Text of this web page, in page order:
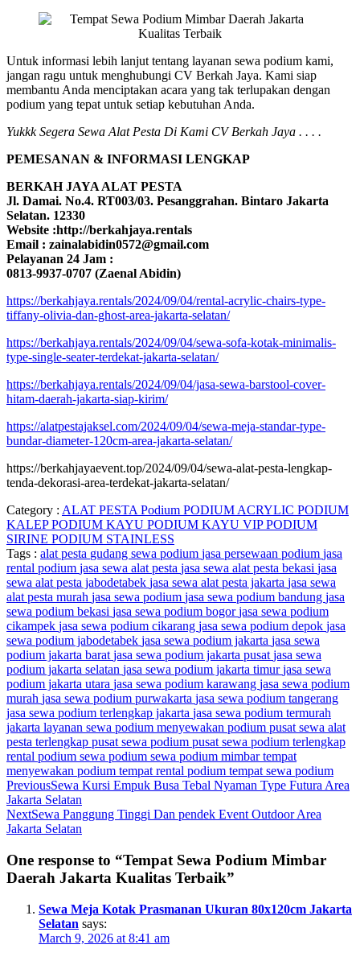
Untuk informasi lebih lanjut tentang layanan sewa podium kami,
jangan ragu untuk menghubungi CV Berkah Jaya. Kami siap
membantu Anda menciptakan acara yang tak terlupakan dengan
podium yang tepat untuk setiap kebutuhan Anda.
Yukkk Segera Sewa Alat Pesta Di Kami CV Berkah Jaya . . . .
PEMESANAN & INFORMASI LENGKAP
BERKAH JAYA ALAT PESTA
Jl. Damai. No.4. RT003/03. Pesanggrahan. Bintaro Jakarta
Selatan. 12330
Website :http://berkahjaya.rentals
Email : zainalabidin0572@gmail.com
Pelayanan 24 Jam :
0813-9937-0707 (Zaenal Abidin)
https://berkahjaya.rentals/2024/09/04/rental-acrylic-chairs-type-
tiffany-olivia-dan-ghost-area-jakarta-selatan/
https://berkahjaya.rentals/2024/09/04/sewa-sofa-kotak-minimalis-
type-single-seater-terdekat-jakarta-selatan/
https://berkahjaya.rentals/2024/09/04/jasa-sewa-barstool-cover-
hitam-daerah-jakarta-siap-kirim/
https://alatpestajaksel.com/2024/09/04/sewa-meja-standar-type-
bundar-diameter-120cm-area-jakarta-selatan/
https://berkahjayaevent.top/2024/09/04/sewa-alat-pesta-lengkap-
tenda-dekorasi-area-terdekat-jakarta-selatan/
Category : ALAT PESTA Podium PODIUM ACRYLIC PODIUM
KALEPPODIUM KAYU PODIUM KAYU VIPPODIUM
SIRINE PODIUM STAINLESS
Tags : alat pesta gudang sewa podium jasa persewaan podium jasa
rental podium jasa sewa alat pesta jasa sewa alat pesta bekasi jasa
sewa alat pesta jabodetabek jasa sewa alat pesta jakarta jasa sewa
alat pesta murah jasa sewa podium jasa sewa podium bandung jasa
sewa podium bekasi jasa sewa podium bogorjasa sewa podium
cikampek jasa sewa podium cikarang jasa sewa podium depok jasa
sewa podium jabodetabek jasa sewa podium jakarta jasa sewa
podium jakarta barat jasa sewa podium jakarta pusat jasa sewa
podium jakarta selatan jasa sewa podium jakarta timurjasa sewa
podium jakarta utara jasa sewa podium karawang jasa sewa podium
murah jasa sewa podium purwakarta jasa sewa podium tangerang
jasa sewa podium terlengkap jakarta jasa sewa podium termurah
jakarta layanan sewa podium menyewakan podium pusat sewa alat
pesta terlengkap pusat sewa podium pusat sewa podium terlengkap
rental podium sewa podium sewa podium mimbartempat
menyewakan podium tempat rental podium tempat sewa podium
PreviousSewa Kursi Empuk Busa Tebal Nyaman Type Futura Area
Jakarta Selatan
NextSewa Panggung Tinggi Dan pendek Event Outdoor Area
Jakarta Selatan
One response to “Tempat Sewa Podium Mimbar
Daerah Jakarta Kualitas Terbaik”
Sewa Meja Kotak Prasmanan Ukuran 80x120cm Jakarta
Selatan says:
March 9, 2026 at 8:41 am